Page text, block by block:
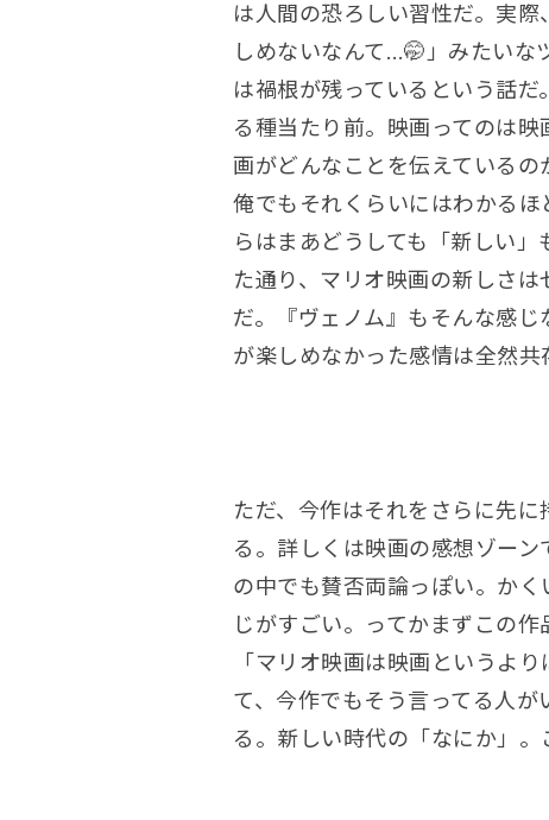
は人間の恐ろしい習性だ。実
しめないなんて…🤭」みたいな
は禍根が残っているという話
る種当たり前。映画ってのは
画がどんなことを伝えている
俺でもそれくらいにはわかる
らはまあどうしても「新しい
た通り、マリオ映画の新しさ
だ。『ヴェノム』もそんな感
が楽しめなかった感情は全然共
ただ、今作はそれをさらに先
る。詳しくは映画の感想ゾー
の中でも賛否両論っぽい。か
じがすごい。ってかまずこの
「マリオ映画は映画というよ
て、今作でもそう言ってる人
る。新しい時代の「なにか」。